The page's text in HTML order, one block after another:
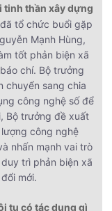
tinh thần xây dựng
tổ chức buổi gặp
Mạnh Hùng,
tốt phản biện xã
chí. Bộ trưởng
chuyển sang chia
công nghệ số để
Bộ trưởng đề xuất
công nghệ
nhấn mạnh vai trò
trì phản biện xã
mới.
tụ có tác dụng gì